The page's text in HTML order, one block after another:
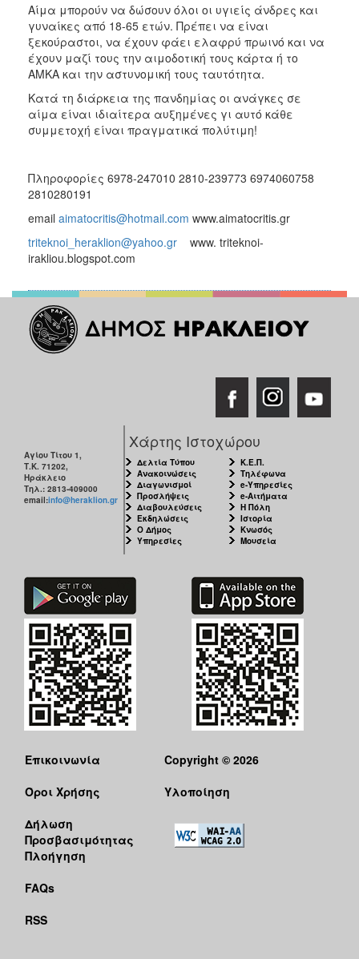
Αίμα μπορούν να δώσουν όλοι οι υγιείς άνδρες και
γυναίκες από 18-65 ετών. Πρέπει να είναι
ξεκούραστοι, να έχουν φάει ελαφρύ πρωινό και να
έχουν μαζί τους την αιμοδοτική τους κάρτα ή το
ΑΜΚΑ και την αστυνομική τους ταυτότητα.
Κατά τη διάρκεια της πανδημίας οι ανάγκες σε
αίμα είναι ιδιαίτερα αυξημένες γι αυτό κάθε
συμμετοχή είναι πραγματικά πολύτιμη!
Πληροφορίες 6978-247010 2810-239773 6974060758
2810280191
email aimatocritis@hotmail.com www.aimatocritis.gr
triteknoi_heraklion@yahoo.gr www. triteknoi-
irakliou.blogspot.com
Αγίου Τίτου 1,
Τ.Κ. 71202,
Ηράκλειο
Τηλ.: 2813-409000
email:info@heraklion.gr
Χάρτης Ιστοχώρου
Δελτία Τύπου
Ανακοινώσεις
Διαγωνισμοί
Προσλήψεις
Διαβουλεύσεις
Εκδηλώσεις
Ο Δήμος
Υπηρεσίες
Κ.Ε.Π.
Τηλέφωνα
e-Υπηρεσίες
e-Αιτήματα
Η Πόλη
Ιστορία
Κνωσός
Μουσεία
Επικοινωνία
Όροι Χρήσης
Δήλωση
Προσβασιμότητας
Πλοήγηση
FAQs
RSS
Copyright © 2026
Υλοποίηση